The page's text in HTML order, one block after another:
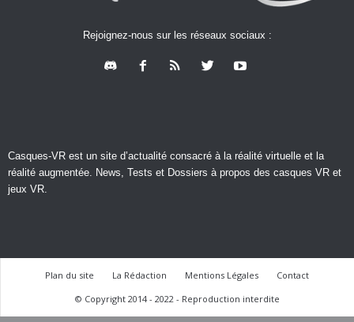
Rejoignez-nous sur les réseaux sociaux :
Casques-VR est un site d’actualité consacré à la réalité virtuelle et la
réalité augmentée. News, Tests et Dossiers à propos des casques VR et
jeux VR.
Plan du site La Rédaction Mentions Légales
Contact
© Copyright 2014 - 2022 - Reproduction interdite